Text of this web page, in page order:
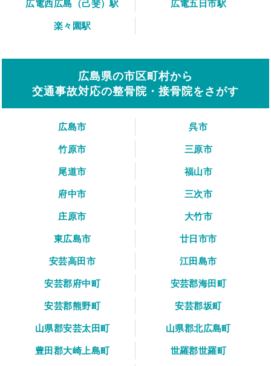
広電西広島（己斐）駅
広電五日市駅
楽々園駅
広島県の市区町村から
交通事故対応の整骨院・接骨院をさがす
広島市
呉市
竹原市
三原市
尾道市
福山市
府中市
三次市
庄原市
大竹市
東広島市
廿日市市
安芸高田市
江田島市
安芸郡府中町
安芸郡海田町
安芸郡熊野町
安芸郡坂町
山県郡安芸太田町
山県郡北広島町
豊田郡大崎上島町
世羅郡世羅町